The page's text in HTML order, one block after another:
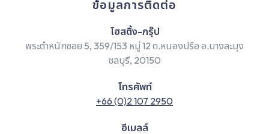
ข้อมูลการติดต่อ
โฮสติ้ง-กรุ๊ป
พระตำหนักซอย 5, 359/153 หมู่ 12 ต.หนองปรือ อ.บางละมุง
ชลบุรี, 20150
โทรศัพท์
+66 (0)2 107 2950
อีเมลล์